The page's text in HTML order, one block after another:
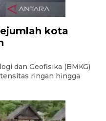
kota
dan Geofisika (BMKG)
ringan hingga